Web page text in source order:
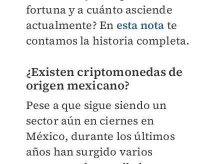
fortuna y a cuánto asciende
actualmente? En esta nota te
contamos la historia completa.
¿Existen criptomonedas de
origen mexicano?
Pese a que sigue siendo un
sector aún en ciernes en
México, durante los últimos
años han surgido varios